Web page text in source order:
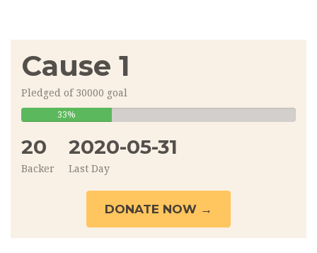
Cause 1
Pledged of 30000 goal
33%
33%
20
Backer
2020-05-31
Last Day
DONATE NOW →